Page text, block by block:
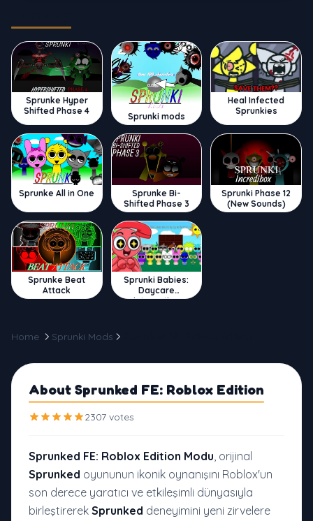
Sprunke Hyper
Shifted Phase 4
Sprunki mods
Heal Infected
Sprunkies
Sprunke All in One
Sprunke Bi-
Shifted Phase 3
Sprunki Phase 12
(New Sounds)
Sprunke Beat
Attack
Sprunki Babies:
Daycare
Interactive
Home Sprunki Mods
About Sprunked FE: Roblox Edition
2307 votes
Sprunked FE: Roblox Edition Modu, orijinal
Sprunked oyununun ikonik oynanışını Roblox'un
son derece yaratıcı ve etkileşimli dünyasıyla
birleştirerek Sprunked deneyimini yeni zirvelere